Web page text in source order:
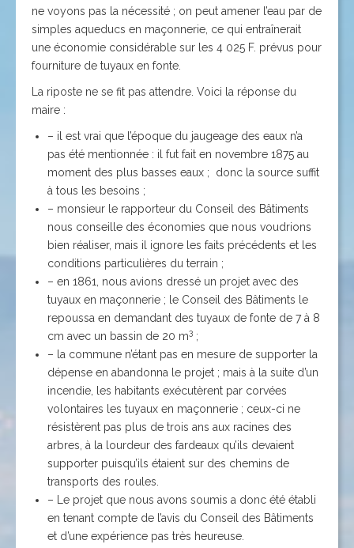
ne voyons pas la nécessité ; on peut amener l’eau par de
simples aqueducs en maçonnerie, ce qui entraînerait
une économie considérable sur les 4 025 F. prévus pour
fourniture de tuyaux en fonte.
La riposte ne se fit pas attendre. Voici la réponse du
maire :
– il est vrai que l’époque du jaugeage des eaux n’a
pas été mentionnée : il fut fait en novembre 1875 au
moment des plus basses eaux ; donc la source suffit
à tous les besoins ;
– monsieur le rapporteur du Conseil des Bâtiments
nous conseille des économies que nous voudrions
bien réaliser, mais il ignore les faits précédents et les
conditions particulières du terrain ;
– en 1861, nous avions dressé un projet avec des
tuyaux en maçonnerie ; le Conseil des Bâtiments le
repoussa en demandant des tuyaux de fonte de 7 à 8
cm avec un bassin de 20 m3 ;
– la commune n’étant pas en mesure de supporter la
dépense en abandonna le projet ; mais à la suite d’un
incendie, les habitants exécutèrent par corvées
volontaires les tuyaux en maçonnerie ; ceux-ci ne
résistèrent pas plus de trois ans aux racines des
arbres, à la lourdeur des fardeaux qu’ils devaient
supporter puisqu’ils étaient sur des chemins de
transports des roules.
– Le projet que nous avons soumis a donc été établi
en tenant compte de l’avis du Conseil des Bâtiments
et d’une expérience pas très heureuse.